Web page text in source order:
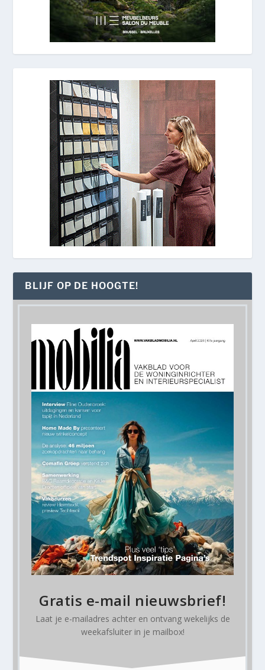
BLIJF OP DE HOOGTE!
Gratis e-mail nieuwsbrief!
Laat je e-mailadres achter en ontvang wekelijks de
weekafsluiter in je mailbox!